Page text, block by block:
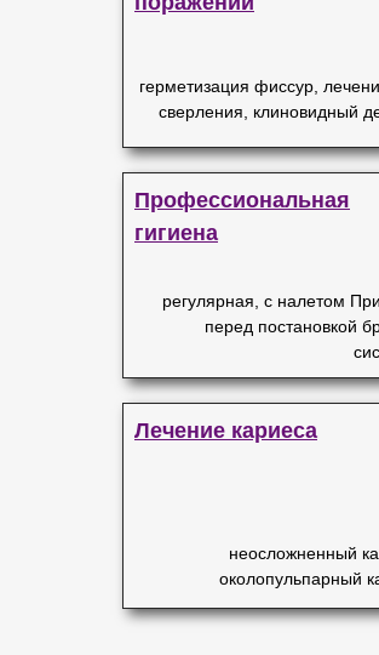
Профессиональная
гигиена
Лечение кариеса
герметизация фиссур,
сверления, клиновидный
регулярная, с налетом
перед постановкой
неосложненный
околопульпарный